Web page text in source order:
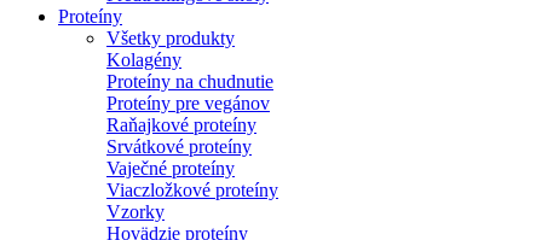
Proteíny
Všetky produkty
Kolagény
Proteíny na chudnutie
Proteíny pre vegánov
Raňajkové proteíny
Srvátkové proteíny
Vaječné proteíny
Viaczložkové proteíny
Vzorky
Hovädzie proteíny